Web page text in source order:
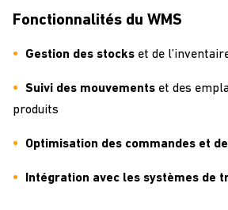
Fonctionnalités du WMS
Gestion des stocks et de
Suivi des mouvements et des
produits
Optimisation des commandes et
Intégration avec les systèmes de